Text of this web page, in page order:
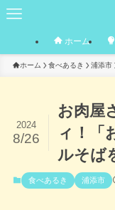
ホーム
ホーム 食べあるき 浦添市
お肉屋
ィ！「
ルそば
2024
8/26
食べあるき 浦添市